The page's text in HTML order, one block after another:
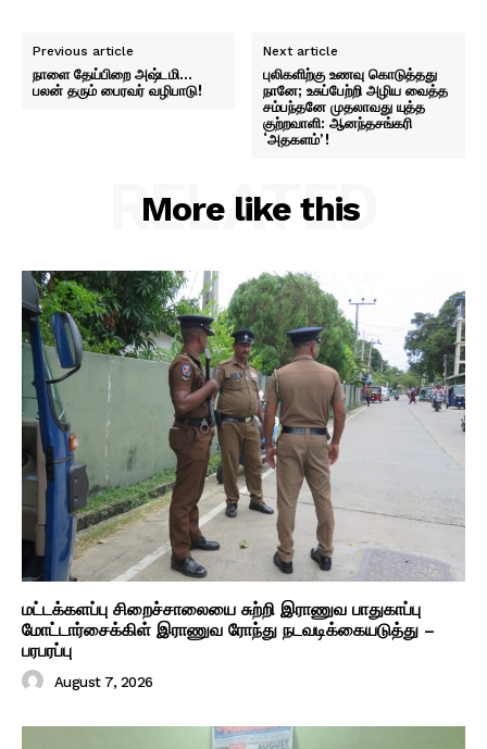
Previous article
நாளை தேய்பிறை அஷ்டமி…
பலன் தரும் பைரவர் வழிபாடு!
Next article
புலிகளிற்கு உணவு கொடுத்தது
நானே; உசுப்பேற்றி அழிய வைத்த
சம்பந்தனே முதலாவது யுத்த
குற்றவாளி: ஆனந்தசங்கரி
‘அதகளம்’!
More like this
RELATED
மட்டக்களப்பு சிறைச்சாலையை சுற்றி இராணுவ பாதுகாப்பு
மோட்டார்சைக்கிள் இராணுவ ரோந்து நடவடிக்கையடுத்து –
பரபரப்பு
August 7, 2026